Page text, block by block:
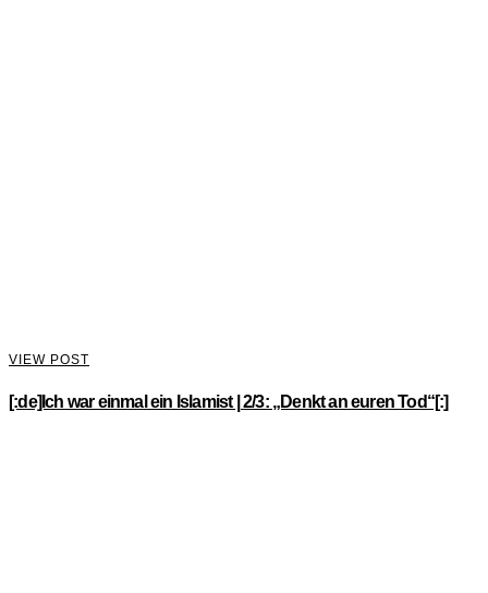
VIEW POST
[:de]Ich war einmal ein Islamist | 2/3: „Denkt an euren Tod“[:]